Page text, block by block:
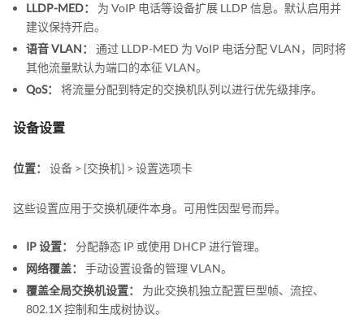
LLDP-MED：
为 VoIP 电话等设备扩展 LLDP 信息。默认启用并
建议保持开启。
语音 VLAN：
通过 LLDP-MED 为 VoIP 电话分配 VLAN，同时将
其他流量默认为端口的本征 VLAN。
QoS：
将流量分配到特定的交换机队列以进行优先级排序。
设备设置
位置： 设备 > [交换机] > 设置选项卡
这些设置应用于交换机硬件本身。可用性因型号而异。
IP 设置：
分配静态 IP 或使用 DHCP 进行管理。
网络覆盖：
手动设置设备的管理 VLAN。
覆盖全局交换机设置：
为此交换机独立配置巨型帧、流控、
802.1X 控制和生成树协议。